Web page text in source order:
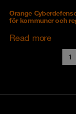
Orange
för kommuner och
Read more
1